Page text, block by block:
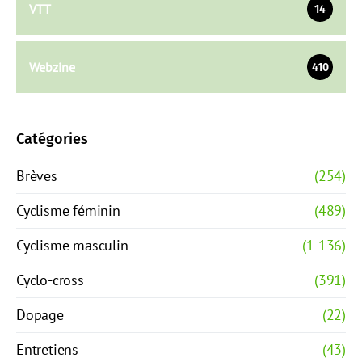
VTT 14
Webzine 410
Catégories
Brèves
(254)
Cyclisme féminin
(489)
Cyclisme masculin
(1 136)
Cyclo-cross
(391)
Dopage
(22)
Entretiens
(43)